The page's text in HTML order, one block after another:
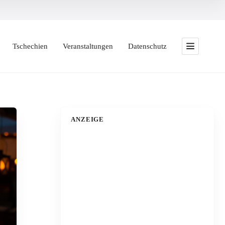
Tschechien Veranstaltungen Datenschutz
ANZEIGE